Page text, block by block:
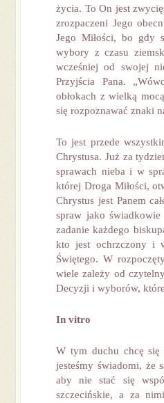
życia. To On jest
zrozpaczeni Jego
Jego Miłości, bo gdy
wybory z czasu
wcześniej od swojej
Przyjścia Pana.
obłokach z wielką
się rozpoznawać znaki
To jest przede
Chrystusa. Już za
sprawach nieba i w
której Droga Miłości,
Chrystus jest Panem
spraw jako
zadanie każdego
kto jest ochrzczony i
Świętego. W
wiele zależy od
Decyzji i wyborów,
In vitro
W tym duchu chcę się
jesteśmy świadomi, że
aby nie stać się
szczecińskie, a za